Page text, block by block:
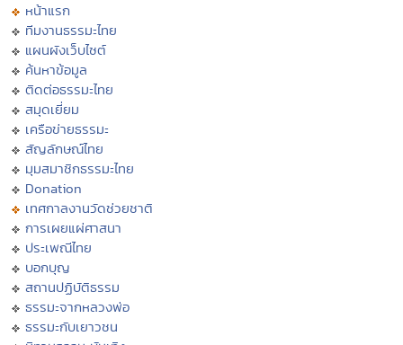
หน้าแรก
ทีมงานธรรมะไทย
แผนผังเว็บไซต์
ค้นหาข้อมูล
ติดต่อธรรมะไทย
สมุดเยี่ยม
เครือข่ายธรรมะ
สัญลักษณ์ไทย
มุมสมาชิกธรรมะไทย
Donation
เทศกาลงานวัดช่วยชาติ
การเผยแผ่ศาสนา
ประเพณีไทย
บอกบุญ
สถานปฏิบัติธรรม
ธรรมะจากหลวงพ่อ
ธรรมะกับเยาวชน